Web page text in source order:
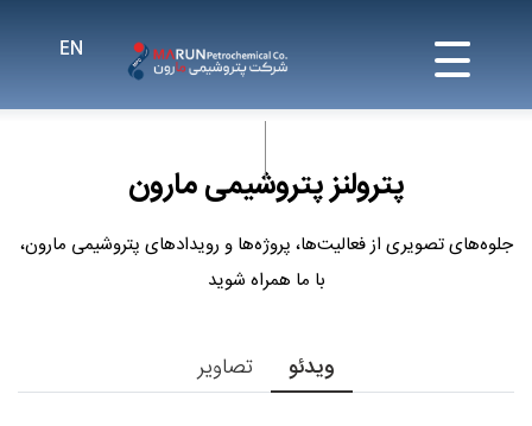
پترولنز پتروشیمی مارون
جلوه‌های تصویری از فعالیت‌ها، پروژه‌ها و رویدادهای پتروشیمی مارون،
با ما همراه شوید
ویدئو تصاویر